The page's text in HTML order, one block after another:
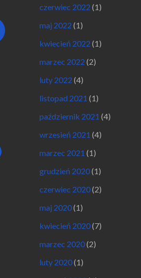
czerwiec 2022 (1)
maj 2022 (1)
kwiecień 2022 (1)
marzec 2022 (2)
luty 2022 (4)
listopad 2021 (1)
październik 2021 (4)
wrzesień 2021 (4)
marzec 2021 (1)
grudzień 2020(1)
czerwiec 2020(2)
maj 2020(1)
kwiecień 2020(7)
marzec 2020(2)
luty 2020(1)